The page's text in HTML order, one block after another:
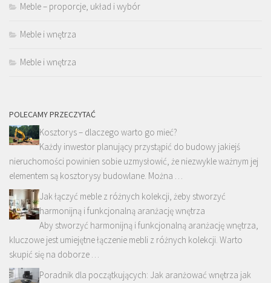
Meble – proporcje, układ i wybór
Meble i wnętrza
Meble i wnętrza
POLECAMY PRZECZYTAĆ
Kosztorys – dlaczego warto go mieć?
Każdy inwestor planujący przystąpić do budowy jakiejś
nieruchomości powinien sobie uzmysłowić, że niezwykle ważnym jej
elementem są kosztorysy budowlane. Można …
Jak łączyć meble z różnych kolekcji, żeby stworzyć
harmonijną i funkcjonalną aranżację wnętrza
Aby stworzyć harmonijną i funkcjonalną aranżację wnętrza,
kluczowe jest umiejętne łączenie mebli z różnych kolekcji. Warto
skupić się na doborze …
Poradnik dla początkujących: Jak aranżować wnętrza jak